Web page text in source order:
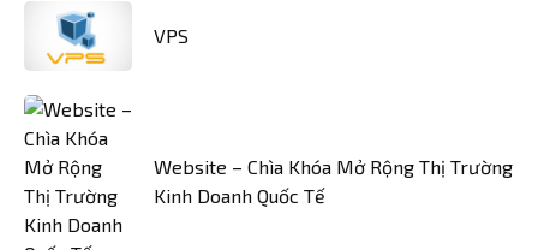
VPS
Website – Chìa Khóa Mở Rộng Thị Trường
Kinh Doanh Quốc Tế